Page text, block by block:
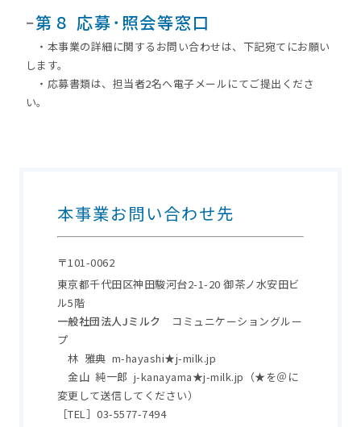
ｰ第８ 応募･照会等窓口
・本事業の詳細に関するお問い合わせは、下記宛てにお願い
します。
・応募書類は、担当者2名へ電子メールにてご提出くださ
い。
本事業お問い合わせ先
〒101-0062
東京都千代田区神田駿河台2-1-20 御茶ノ水安田ビ
ル5階
一般社団法人Jミルク コミュニケーショングルー
プ
林 雅典 m-hayashi★j-milk.jp
金山 純一郎 j-kanayama★j-milk.jp （★を＠に
変更して送信してください）
［TEL］03-5577-7494